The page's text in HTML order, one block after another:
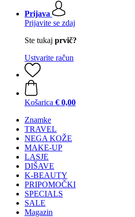
Prijava
Prijavite se zdaj
Ste tukaj prvič?
Ustvarite račun
Košarica € 0,00
Znamke
TRAVEL
NEGA KOŽE
MAKE-UP
LASJE
DIŠAVE
K-BEAUTY
PRIPOMOČKI
SPECIALS
SALE
Magazin